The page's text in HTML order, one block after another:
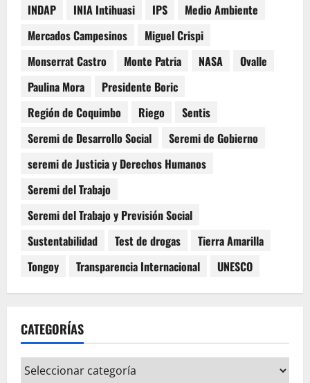
INDAP
INIA Intihuasi IPS
Medio Ambiente
Mercados Campesinos
Miguel Crispi
Monserrat Castro
Monte Patria NASA
Ovalle
Paulina Mora
Presidente Boric
Región de Coquimbo
Riego
Sentis
Seremi de Desarrollo Social
Seremi de Gobierno
seremi de Justicia y Derechos Humanos
Seremi del Trabajo
Seremi del Trabajo y Previsión Social
Sustentabilidad
Test de drogas
Tierra Amarilla
Tongoy
Transparencia Internacional UNESCO
CATEGORÍAS
Categorías